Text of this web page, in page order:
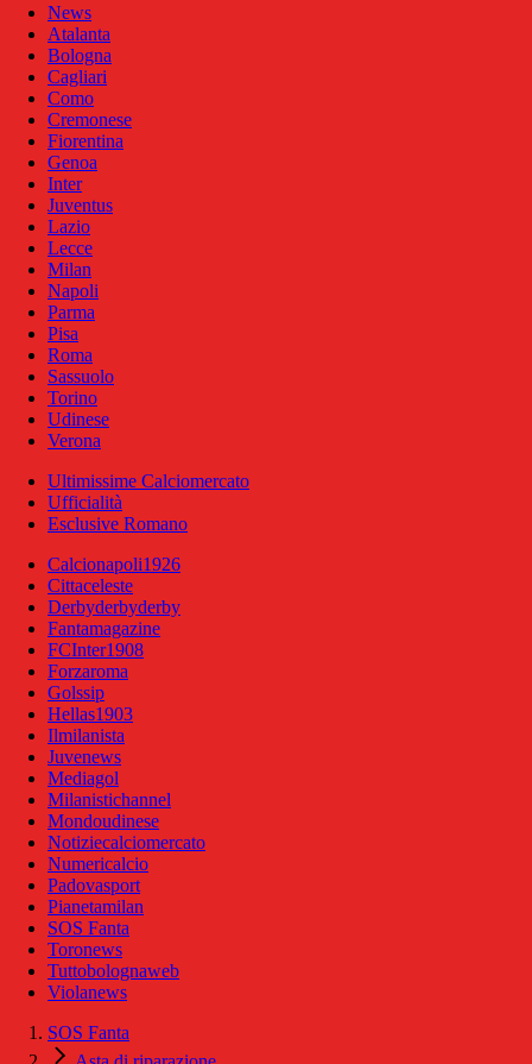
News
Atalanta
Bologna
Cagliari
Como
Cremonese
Fiorentina
Genoa
Inter
Juventus
Lazio
Lecce
Milan
Napoli
Parma
Pisa
Roma
Sassuolo
Torino
Udinese
Verona
Ultimissime Calciomercato
Ufficialità
Esclusive Romano
Calcionapoli1926
Cittaceleste
Derbyderbyderby
Fantamagazine
FCInter1908
Forzaroma
Golssip
Hellas1903
Ilmilanista
Juvenews
Mediagol
Milanistichannel
Mondoudinese
Notiziecalciomercato
Numericalcio
Padovasport
Pianetamilan
SOS Fanta
Toronews
Tuttobolognaweb
Violanews
SOS Fanta